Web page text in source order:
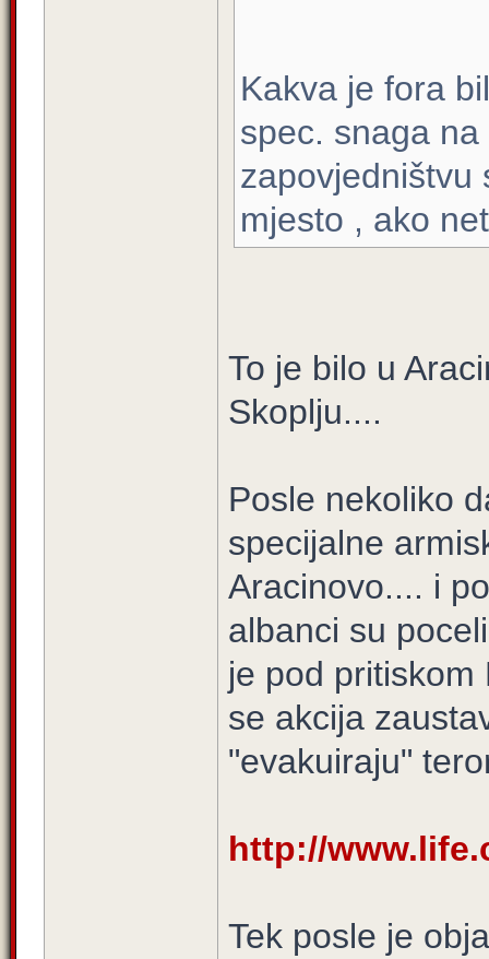
Kakva je fora
spec. snaga
zapovjedništvu
mjesto , ako
To je bilo u
Skoplju....
Posle nekoliko
specijalne
Aracinovo.... i
albanci su
je pod pritiskom
se akcija
"evakuiraju"
http://
Tek posle je